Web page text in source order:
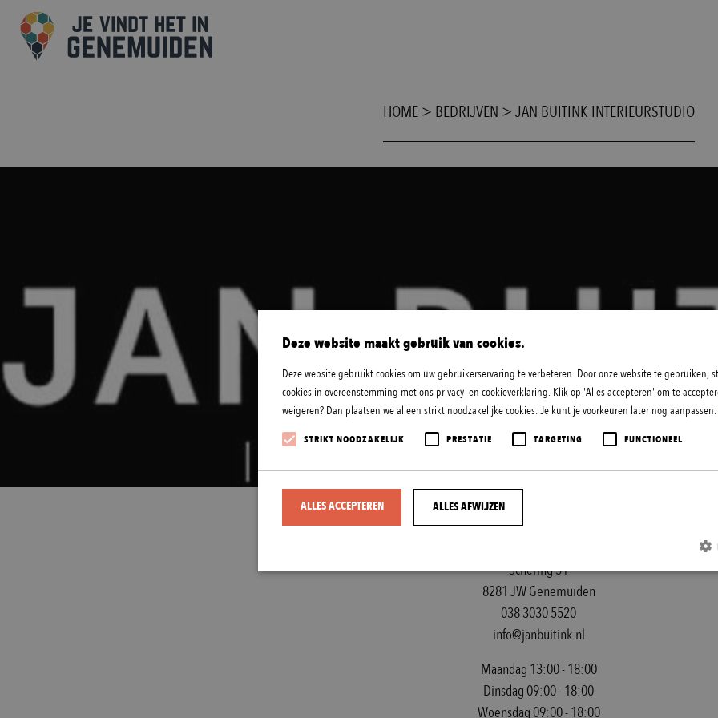
HOME> BEDRIJVEN >JAN BUITINK INTERIEURSTUDIO
JAN BUITINK INTERIEURSTUDIO
Schering 51
8281 JW Genemuiden
038 3030 5520
info@janbuitink.nl
Maandag 13:00 - 18:00
Dinsdag 09:00 - 18:00
Woensdag 09:00 - 18:00
Deze website maakt gebruik van cookies.
Deze website gebruikt cookies om uw gebruikerservaring te verbeteren. Door onze website te gebruiken,
cookies in overeenstemming met ons privacy- en cookieverklaring. Klik op 'Alles accepteren' om te
weigeren? Dan plaatsen we alleen strikt noodzakelijke cookies. Je kunt je voorkeuren later nog aanpassen.
STRIKT NOODZAKELIJK PRESTATIE TARGETING FUNCTIONEEL
ALLES ACCEPTEREN ALLES AFWIJZEN
Strikt noodzakelijk Prestatie Targeting
Strikt noodzakelijke cookies maken de kernfunctionaliteiten van de website mogelijk, zoals gebruikersaanmelding en accountbeheer. De
Vervaldatum
Omschrijving
1 maand
Deze cookie wordt gebruikt door de Cookie-Script.com-
cookievoorkeuren van bezoekers te onthouden. De cookie-
Script.com is noodzakelijk om correct te werken.